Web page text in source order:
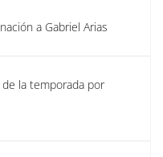
a Gabriel Arias
la temporada por